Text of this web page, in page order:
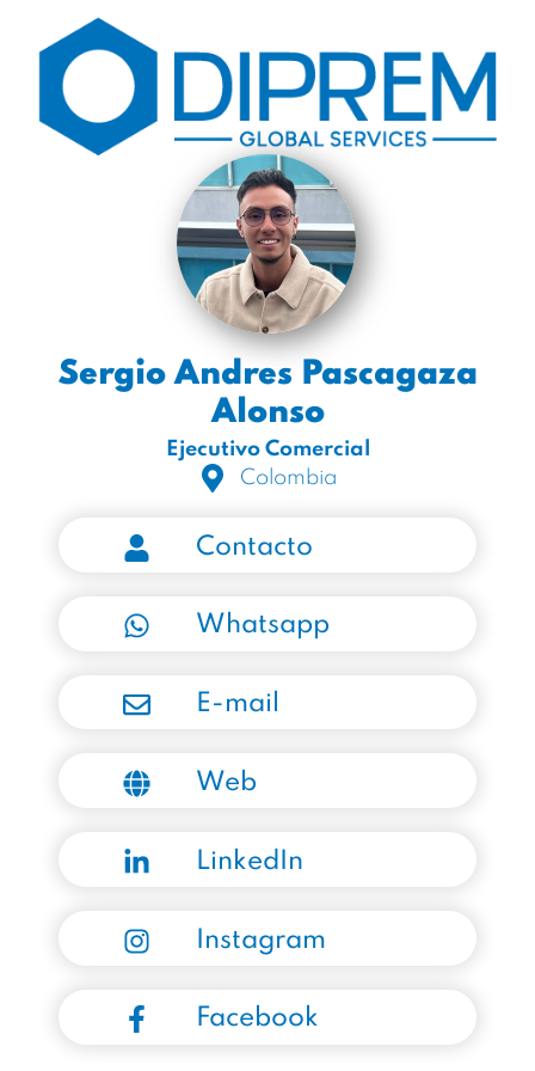
Sergio Andres Pascagaza
Alonso
Ejecutivo Comercial
Colombia
Contacto
Whatsapp
E-mail
Web
LinkedIn
Instagram
Facebook